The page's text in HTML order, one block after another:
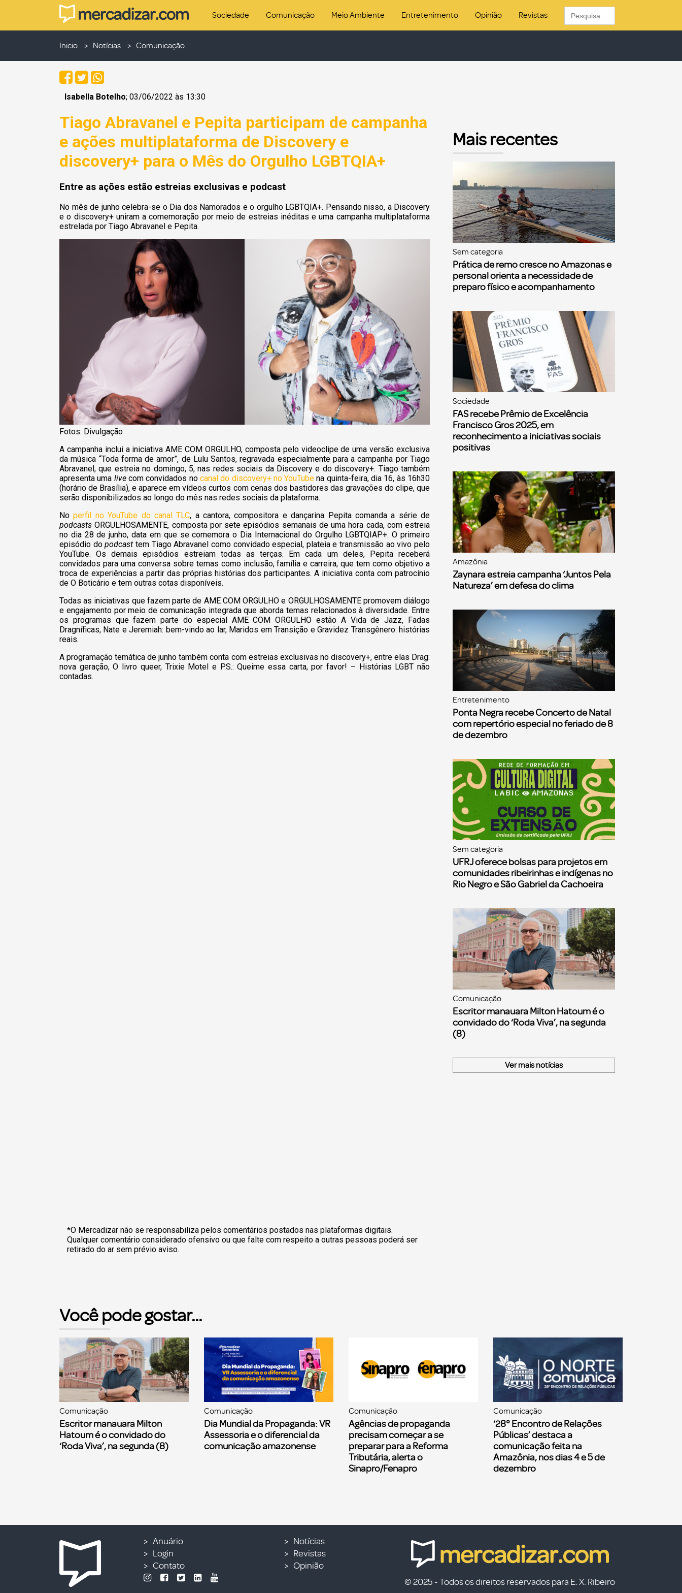
Sociedade Comunicação Meio Ambiente Entretenimento Opinião Revistas
Search
for:
Inicio Notícias Comunicação
Isabella Botelho; 03/06/2022 às 13:30
Tiago Abravanel e Pepita participam de campanha
e ações multiplataforma de Discovery e
discovery+ para o Mês do Orgulho LGBTQIA+
Entre as ações estão estreias exclusivas e podcast
No mês de junho celebra-se o Dia dos Namorados e o orgulho LGBTQIA+. Pensando nisso, a Discovery
e o discovery+ uniram a comemoração por meio de estreias inéditas e uma campanha multiplataforma
estrelada por Tiago Abravanel e Pepita.
Fotos: Divulgação
A campanha inclui a iniciativa AME COM ORGULHO, composta pelo videoclipe de uma versão exclusiva
da música “Toda forma de amor”, de Lulu Santos, regravada especialmente para a campanha por Tiago
Abravanel, que estreia no domingo, 5, nas redes sociais da Discovery e do discovery+. Tiago também
apresenta uma livecom convidados no canal do discovery+ no YouTube na quinta-feira, dia 16, às 16h30
(horário de Brasília), e aparece em vídeos curtos com cenas dos bastidores das gravações do clipe, que
serão disponibilizados ao longo do mês nas redes sociais da plataforma.
Noperfil no YouTube do canal TLC, a cantora, compositora e dançarina Pepita comanda a série de
podcasts ORGULHOSAMENTE, composta por sete episódios semanais de uma hora cada, com estreia
no dia 28 de junho, data em que se comemora o Dia Internacional do Orgulho LGBTQIAP+. O primeiro
episódio dopodcast tem Tiago Abravanel como convidado especial, plateia e transmissão ao vivo pelo
YouTube. Os demais episódios estreiam todas as terças. Em cada um deles, Pepita receberá
convidados para uma conversa sobre temas como inclusão, família e carreira, que tem como objetivo a
troca de experiências a partir das próprias histórias dos participantes. A iniciativa conta com patrocínio
de O Boticário e tem outras cotas disponíveis.
Todas as iniciativas que fazem parte de AME COM ORGULHO e ORGULHOSAMENTE promovem diálogo
e engajamento por meio de comunicação integrada que aborda temas relacionados à diversidade. Entre
os programas que fazem parte do especial AME COM ORGULHO estão A Vida de Jazz, Fadas
Dragníficas, Nate e Jeremiah: bem-vindo ao lar, Maridos em Transição e Gravidez Transgênero: histórias
reais.
A programação temática de junho também conta com estreias exclusivas no discovery+, entre elas Drag:
nova geração, O livro queer, Trixie Motel e P.S.: Queime essa carta, por favor! – Histórias LGBT não
contadas.
*O Mercadizar não se responsabiliza pelos comentários postados nas plataformas digitais.
Qualquer comentário considerado ofensivo ou que falte com respeito a outras pessoas poderá ser
retirado do ar sem prévio aviso.
Mais recentes
Sem categoria
Prática de remo cresce no Amazonas e
personal orienta a necessidade de
preparo físico e acompanhamento
Sociedade
FAS recebe Prêmio de Excelência
Francisco Gros 2025, em
reconhecimento a iniciativas sociais
positivas
Amazônia
Zaynara estreia campanha ‘Juntos Pela
Natureza’ em defesa do clima
Entretenimento
Ponta Negra recebe Concerto de Natal
com repertório especial no feriado de 8
de dezembro
Sem categoria
UFRJ oferece bolsas para projetos em
comunidades ribeirinhas e indígenas no
Rio Negro e São Gabriel da Cachoeira
Comunicação
Escritor manauara Milton Hatoum é o
convidado do ‘Roda Viva’, na segunda
(8)
Ver mais notícias
Você pode gostar...
Comunicação
Escritor manauara Milton
Hatoum é o convidado do
‘Roda Viva’, na segunda (8)
Comunicação
Dia Mundial da Propaganda: VR
Assessoria e o diferencial da
comunicação amazonense
Comunicação
Agências de propaganda
precisam começar a se
preparar para a Reforma
Tributária, alerta o
Sinapro/Fenapro
Comunicação
‘28° Encontro de Relações
Públicas’ destaca a
comunicação feita na
Amazônia, nos dias 4 e 5 de
dezembro
Anuário
Login
Contato
Notícias
Revistas
Opinião
© 2025 - Todos os direitos reservados para E. X. Ribeiro